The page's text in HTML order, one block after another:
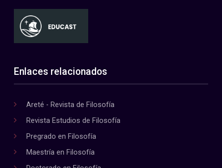
Enlaces relacionados
Areté - Revista de Filosofía
Revista Estudios de Filosofía
Pregrado en Filosofía
Maestría en Filosofía